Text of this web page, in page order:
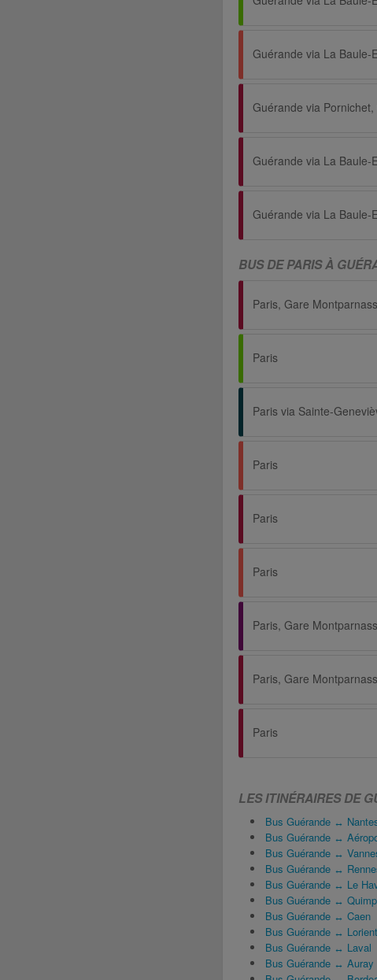
BUS DE PARIS À
Paris, Gare
Paris
Paris
Paris
Paris
Paris, Gare
Paris, Gare
Paris
LES ITINÉRAIRES DE
Bus Guérande ↔
Bus Guérande ↔
Bus Guérande ↔
Bus Guérande ↔
Bus Guérande ↔ Le
Bus Guérande ↔
Bus Guérande ↔ Caen
Bus Guérande ↔ Lorient
Bus Guérande ↔ Laval
Bus Guérande ↔ Auray